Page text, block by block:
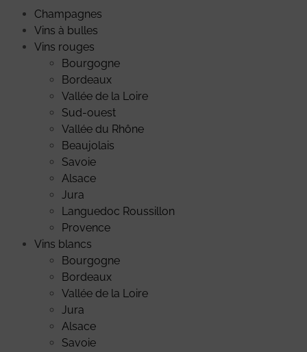
Champagnes
Vins à bulles
Vins rouges
Bourgogne
Bordeaux
Vallée de la Loire
Sud-ouest
Vallée du Rhône
Beaujolais
Savoie
Alsace
Jura
Languedoc Roussillon
Provence
Vins blancs
Bourgogne
Bordeaux
Vallée de la Loire
Jura
Alsace
Savoie